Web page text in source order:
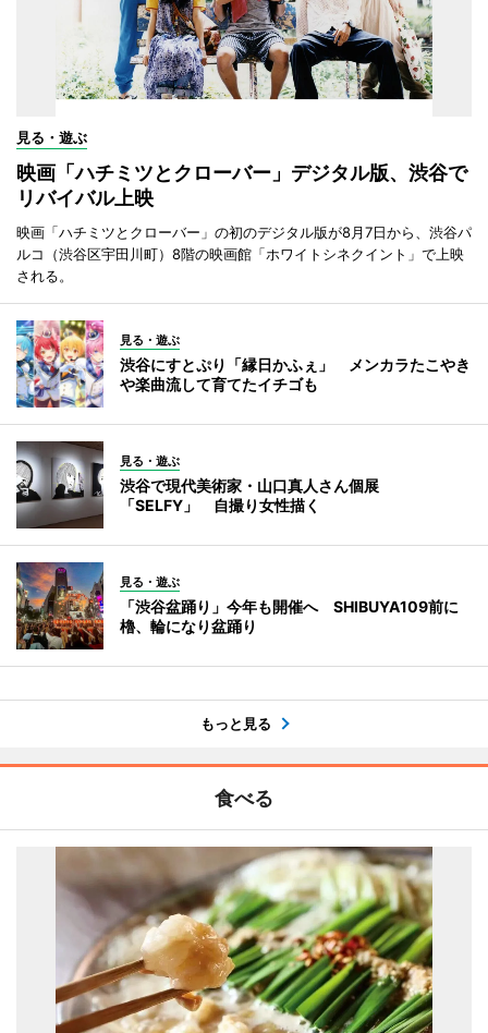
見る・遊ぶ
映画「ハチミツとクローバー」デジタル版、渋谷で
リバイバル上映
映画「ハチミツとクローバー」の初のデジタル版が8月7日から、渋谷パ
ルコ（渋谷区宇田川町）8階の映画館「ホワイトシネクイント」で上映
される。
見る・遊ぶ
渋谷にすとぷり「縁日かふぇ」 メンカラたこやき
や楽曲流して育てたイチゴも
見る・遊ぶ
渋谷で現代美術家・山口真人さん個展
「SELFY」 自撮り女性描く
見る・遊ぶ
「渋谷盆踊り」今年も開催へ SHIBUYA109前に
櫓、輪になり盆踊り
もっと見る
食べる